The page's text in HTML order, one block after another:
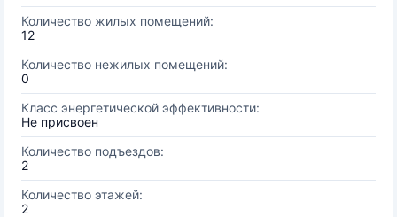
Количество жилых помещений:
12
Количество нежилых помещений:
0
Класс энергетической эффективности:
Не присвоен
Количество подъездов:
2
Количество этажей:
2